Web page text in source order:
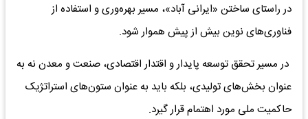
در راستای ساختن «ایرانی آباد»، مسیر بهره‌وری و استفاده از
فناوری‌های نوین بیش از پیش هموار شود.
در مسیر تحقق توسعه پایدار و اقتدار اقتصادی، صنعت و معدن نه به
عنوان بخش‌های تولیدی، بلکه باید به عنوان ستون‌های استراتژیک
حاکمیت ملی مورد اهتمام قرار گیرد.